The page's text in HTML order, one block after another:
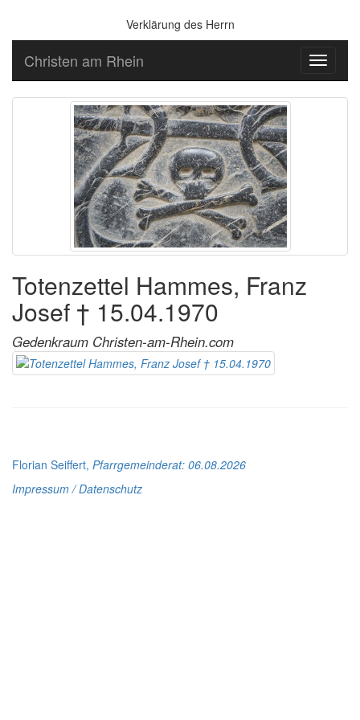
Verklärung des Herrn
Toggle
Christen am Rhein
Totenzettel Hammes, Franz
Josef † 15.04.1970
Gedenkraum Christen-am-Rhein.com
Florian Seiffert, Pfarrgemeinderat: 06.08.2026
Impressum / Datenschutz